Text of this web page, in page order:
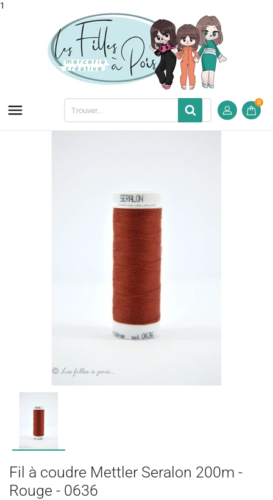
1
 0
Fil à coudre Mettler Seralon 200m -
Rouge - 0636